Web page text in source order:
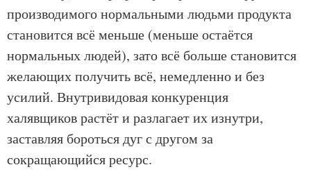
производимого нормальными людьми продукта
становится всё меньше (меньше остаётся
нормальных людей), зато всё больше становится
желающих получить всё, немедленно и без
усилий. Внутривидовая конкуренция
халявщиков растёт и разлагает их изнутри,
заставляя бороться дуг с другом за
сокращающийся ресурс.